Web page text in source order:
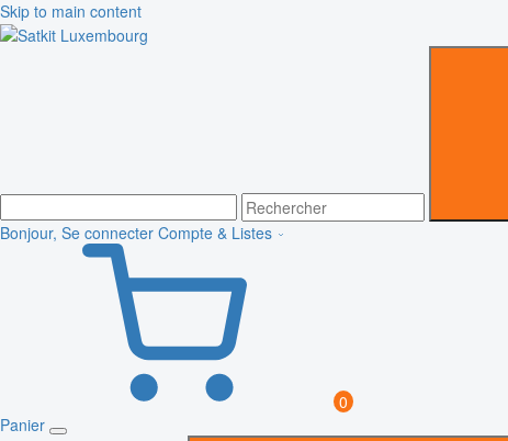
Skip to main content
Bonjour, Se connecter Compte & Listes
0
Panier